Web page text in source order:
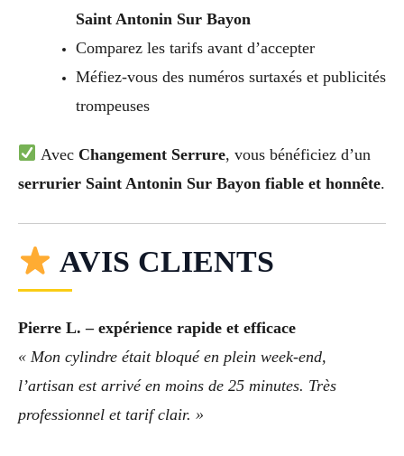
Saint Antonin Sur Bayon
Comparez les tarifs avant d’accepter
Méfiez-vous des numéros surtaxés et publicités
trompeuses
Avec Changement Serrure, vous bénéficiez d’un
serrurier Saint Antonin Sur Bayon fiable et honnête.
AVIS CLIENTS
Pierre L. – expérience rapide et efficace
« Mon cylindre était bloqué en plein week-end,
l’artisan est arrivé en moins de 25 minutes. Très
professionnel et tarif clair. »